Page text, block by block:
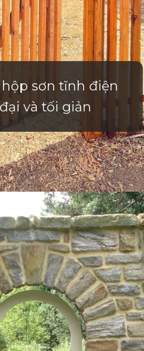
hộp sơn tĩnh điện
và tối giản
cong-nha-vuon